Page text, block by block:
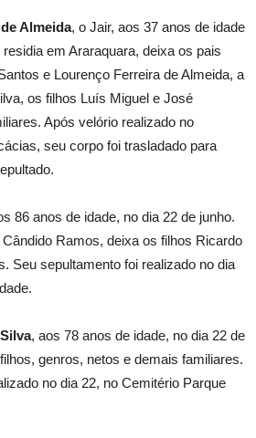
Almeida, o Jair, aos 37 anos de idade
em Araraquara, deixa os pais
e Lourenço Ferreira de Almeida, a
os filhos Luís Miguel e José
Após velório realizado no
seu corpo foi trasladado para
86 anos de idade, no dia 22 de junho.
Ramos, deixa os filhos Ricardo
Seu sepultamento foi realizado no dia
, aos 78 anos de idade, no dia 22 de
genros, netos e demais familiares.
no dia 22, no Cemitério Parque